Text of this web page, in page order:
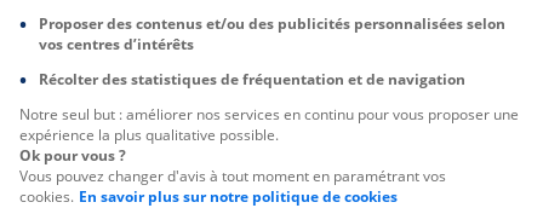
Proposer des contenus et/ou des publicités personnalisées selon
vos centres d’intérêts
Récolter des statistiques de fréquentation et de navigation
Notre seul but : améliorer nos services en continu pour vous proposer une
expérience la plus qualitative possible.
Ok pour vous ?
Vous pouvez changer d'avis à tout moment en paramétrant vos
cookies. En savoir plus sur notre politique de cookies